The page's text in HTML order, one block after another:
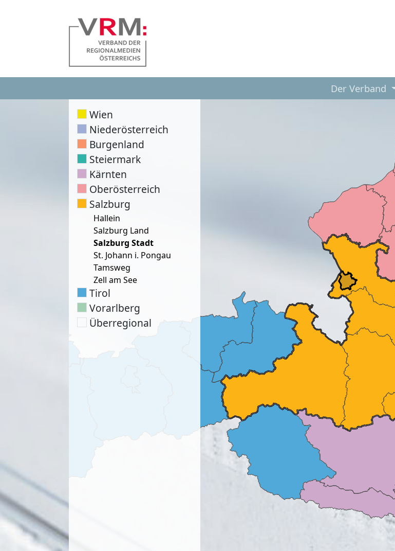
Der Verband
Wien
Niederösterreich
Burgenland
Steiermark
Kärnten
Oberösterreich
Salzburg
Hallein
Salzburg Land
Salzburg Stadt
St. Johann i. Pongau
Tamsweg
Zell am See
Tirol
Vorarlberg
Überregional